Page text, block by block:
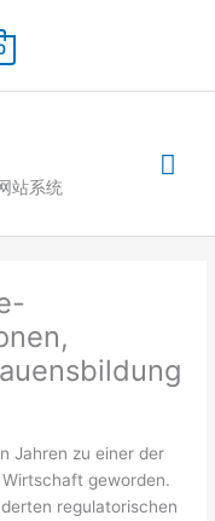
站系统
Jahren zu einer der
geworden.
regulatorischen